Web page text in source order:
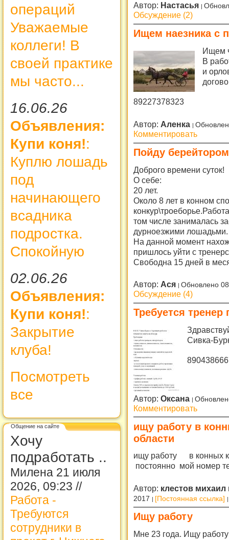
операций
Уважаемые
коллеги! В
своей практике
мы часто...
16.06.26
Объявления:
Купи коня!:
Куплю лошадь
под
начинающего
всадника
подростка.
Спокойную
02.06.26
Объявления:
Купи коня!:
Закрытие
клуба!
Посмотреть
все
Общение на сайте
Хочу
подработать ..
Милена 21 июля
2026, 09:23 //
Работа -
Требуются
сотрудники в
Автор: Настасья
Обсуждение (2)
Ищем наезника с
Ищем
В
и
89227378323
Автор: Аленка
Комментировать
Пойду
Доброго времени суток!
О себе:
20 лет.
Около 8 лет в конном
том числе занималась
дурноезжими лошадьми.
На данной момент
пришлось уйти с
Свободна 15 дней в
Автор: Ася Обновлено
Обсуждение (4)
Требуется тренер
Сивка-
Автор: Оксана
Комментировать
ищу работу в
области
ищу работу в конных
постоянно мой номер
Автор: клестов
2017 [Постоянная ссылка]
Ищу работу
Мне 23 года. Ищу